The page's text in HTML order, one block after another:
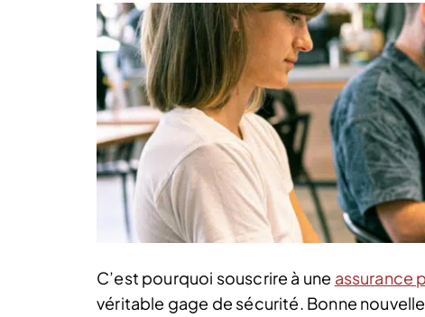
C’est pourquoi souscrire à une assurance
véritable gage de sécurité. Bonne